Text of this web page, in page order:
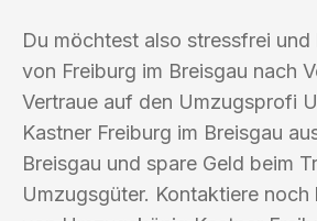
Du möchtest also stressfrei
von Freiburg im Breisgau nach
Vertraue auf den Umzugsprofi
Kastner Freiburg im Breisgau
Breisgau und spare Geld beim
Umzugsgüter. Kontaktiere noch